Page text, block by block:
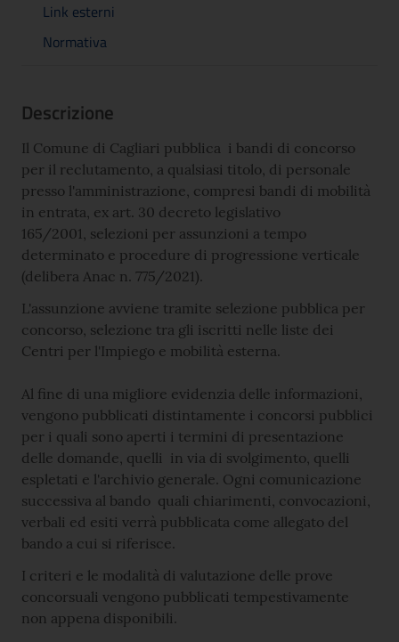
Link esterni
Normativa
Descrizione
Il Comune di Cagliari pubblica i bandi di concorso
per il reclutamento, a qualsiasi titolo, di personale
presso l'amministrazione, compresi bandi di mobilità
in entrata, ex art. 30 decreto legislativo
165/2001, selezioni per assunzioni a tempo
determinato e procedure di progressione verticale
(delibera Anac n. 775/2021).
L'assunzione avviene tramite selezione pubblica per
concorso, selezione tra gli iscritti nelle liste dei
Centri per l'Impiego e mobilità esterna.
Al fine di una migliore evidenzia delle informazioni,
vengono pubblicati distintamente i concorsi pubblici
per i quali sono aperti i termini di presentazione
delle domande, quelli in via di svolgimento, quelli
espletati e l'archivio generale. Ogni comunicazione
successiva al bando quali chiarimenti, convocazioni,
verbali ed esiti verrà pubblicata come allegato del
bando a cui si riferisce.
I criteri e le modalità di valutazione delle prove
concorsuali vengono pubblicati tempestivamente
non appena disponibili.